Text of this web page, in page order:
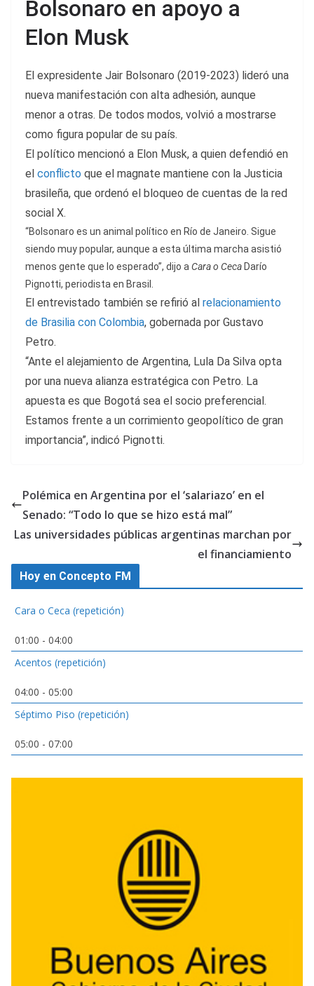
Bolsonaro en apoyo a
Elon Musk
El expresidente Jair Bolsonaro (2019-2023) lideró una
nueva manifestación con alta adhesión, aunque
menor a otras. De todos modos, volvió a mostrarse
como figura popular de su país.
El político mencionó a Elon Musk, a quien defendió en
el conflicto que el magnate mantiene con la Justicia
brasileña, que ordenó el bloqueo de cuentas de la red
social X.
“Bolsonaro es un animal político en Río de Janeiro. Sigue
siendo muy popular, aunque a esta última marcha asistió
menos gente que lo esperado”, dijo aCara o Ceca Darío
Pignotti, periodista en Brasil.
El entrevistado también se refirió al relacionamiento
de Brasilia con Colombia, gobernada por Gustavo
Petro.
“Ante el alejamiento de Argentina, Lula Da Silva opta
por una nueva alianza estratégica con Petro. La
apuesta es que Bogotá sea el socio preferencial.
Estamos frente a un corrimiento geopolítico de gran
importancia”, indicó Pignotti.
Polémica en Argentina por el ‘salariazo’ en el
Senado: “Todo lo que se hizo está mal”
Las universidades públicas argentinas marchan por
el financiamiento
Hoy en Concepto FM
Cara o Ceca (repetición)
01:00 - 04:00
Acentos (repetición)
04:00 - 05:00
Séptimo Piso (repetición)
05:00 - 07:00